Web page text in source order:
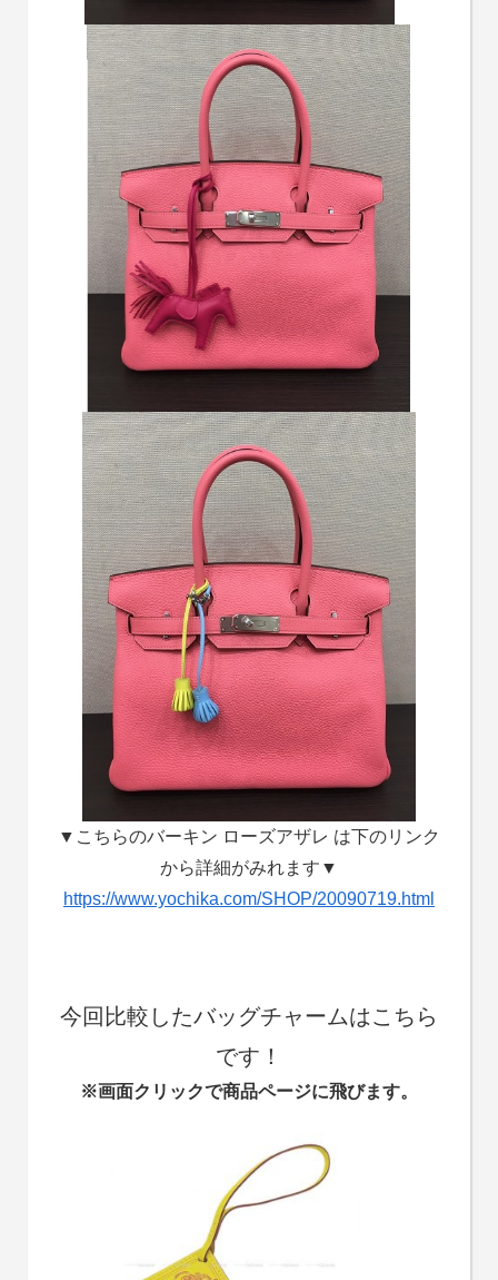
▼こちらのバーキン ローズアザレ は下のリンク
から詳細がみれます▼
https://www.yochika.com/SHOP/20090719.html
今回比較したバッグチャームはこちら
です！
※画面クリックで商品ページに飛びます。